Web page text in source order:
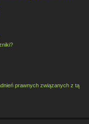
prawnych związanych z tą